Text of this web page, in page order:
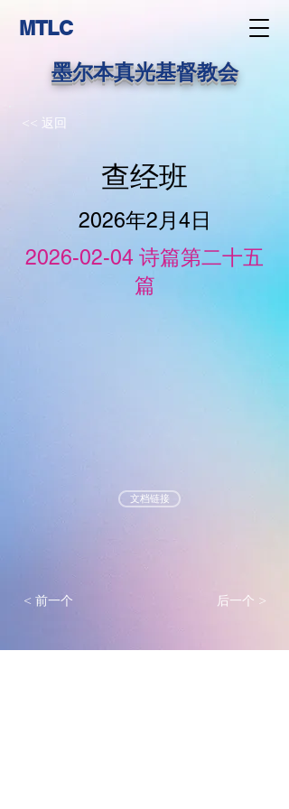
MTLC
墨尔本真光基督教会
<< 返回
查经班
2026年2月4日
2026-02-04 诗篇第二十五
篇
文档链接
< 前一个 后一个 >